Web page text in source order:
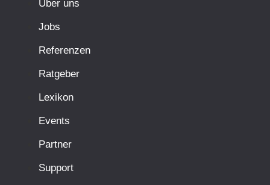
Über uns
Jobs
Referenzen
Ratgeber
Lexikon
Events
Partner
Support